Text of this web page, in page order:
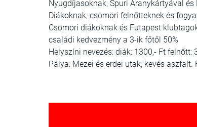
Nyugdíjasoknak, Spuri Aranykártyával
Diákoknak, csömöri felnőtteknek és
Csömöri diákoknak és Futapest
családi kedvezmény a 3-ik főtől 50%
Helyszíni nevezés: diák: 1300,- Ft felnőtt:
Pálya: Mezei és erdei utak, kevés